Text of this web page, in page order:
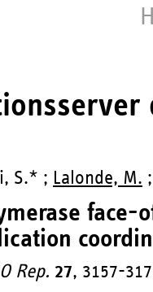
S.* ; Lalonde, M.
face-
Rep. 27, 3157-